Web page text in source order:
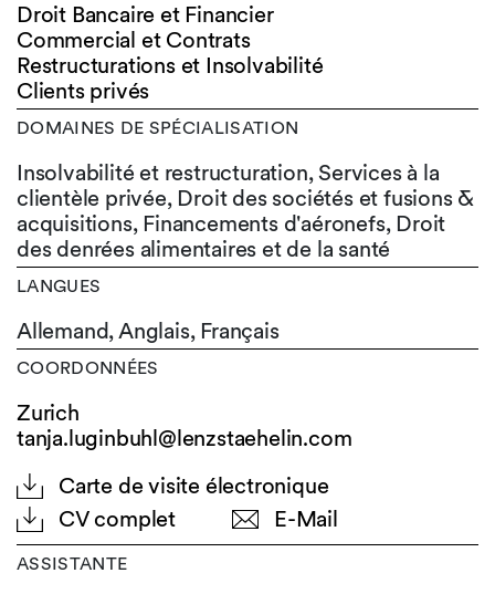
Droit Bancaire et Financier
Commercial et Contrats
Restructurations et Insolvabilité
Clients privés
DOMAINES DE SPÉCIALISATION
Insolvabilité et restructuration, Services à la
clientèle privée, Droit des sociétés et fusions &
acquisitions, Financements d'aéronefs, Droit
des denrées alimentaires et de la santé
LANGUES
Allemand,Anglais, Français
COORDONNÉES
Zurich
tanja.luginbuhl@lenzstaehelin.com
Carte de visite électronique
CV complet
E-Mail
ASSISTANTE